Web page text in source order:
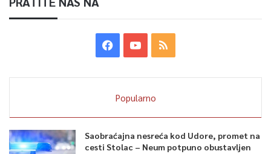
Popularno
Saobraćajna nesreća kod Udore, promet na
cesti Stolac – Neum potpuno obustavljen